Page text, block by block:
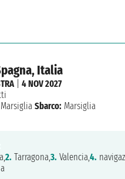
Italia
| 4 NOV 2027
Marsiglia Sbarco: Marsiglia
2. Tarragona,3. Valencia,4.